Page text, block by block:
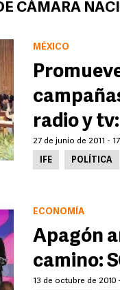
CÁMARA
MÉXICO
radio y tv:
27 de junio de 2011 -
IFE POLÍTICA
ECONOMÍA
Apagón
camino:
13 de octubre de 2010